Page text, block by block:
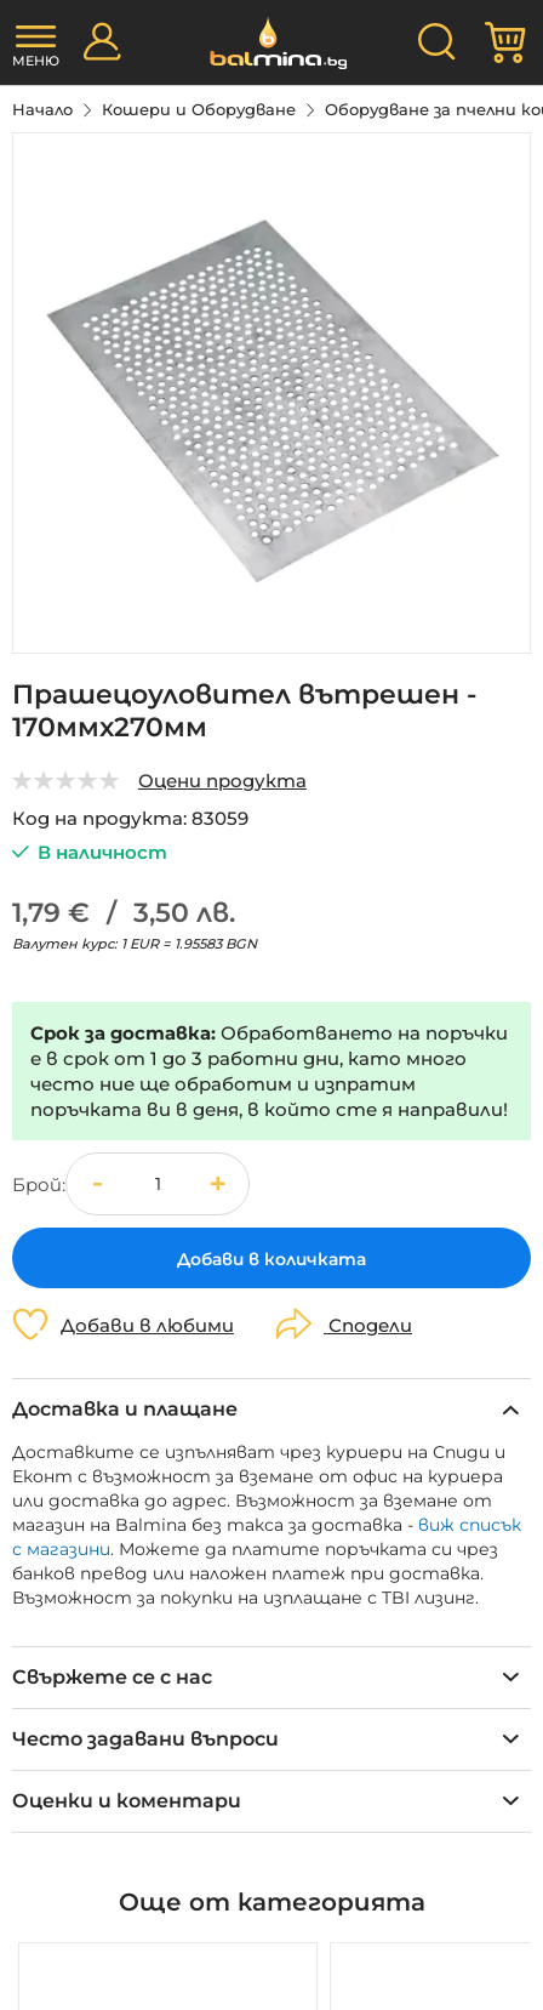
към
съдържанието
Търсене
МЕНЮ
Начало Кошери и Оборудване Оборудване за пчелни
изображенията
към
началото
галерия
снимки
Прашецоуловител вътрешен -
170ммх270мм
Оцени продукта
Код на продукта 83059
В наличност
1,79 € / 3,50 лв.
Валутен курс: 1 EUR = 1.95583 BGN
Срок за доставка: Обработването на поръчки
е в срок от 1 до 3 работни дни, като много
често ние ще обработим и изпратим
поръчката ви в деня, в който сте я направили!
Брой
Добави в количката
Добави в любими Сподели
Доставка и плащане
Доставките се изпълняват чрез куриери на Спиди и
Еконт с възможност за вземане от офис на куриера
или доставка до адрес. Възможност за вземане от
магазин на Balmina без такса за доставка - виж списък
с магазини. Можете да платите поръчката си чрез
банков превод или наложен платеж при доставка.
Възможност за покупки на изплащане с TBI лизинг.
Свържете се с нас
Често задавани въпроси
Оценки и коментари
Още от категорията